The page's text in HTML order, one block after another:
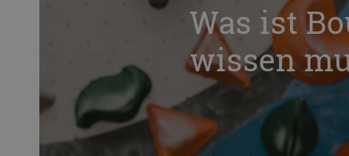
Was ist
wissen